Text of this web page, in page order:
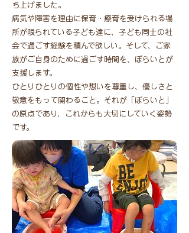
ち上げました。
病気や障害を理由に保育・療育を受けられる場
所が限られている子ども達に、子ども同士の社
会で過ごす経験を積んで欲しい。そして、ご家
族がご自身のために過ごす時間を、ぽらいとが
支援します。
ひとりひとりの個性や想いを尊重し、優しさと
敬意をもって関わること。それが「ぽらいと」
の原点であり、これからも大切にしていく姿勢
です。